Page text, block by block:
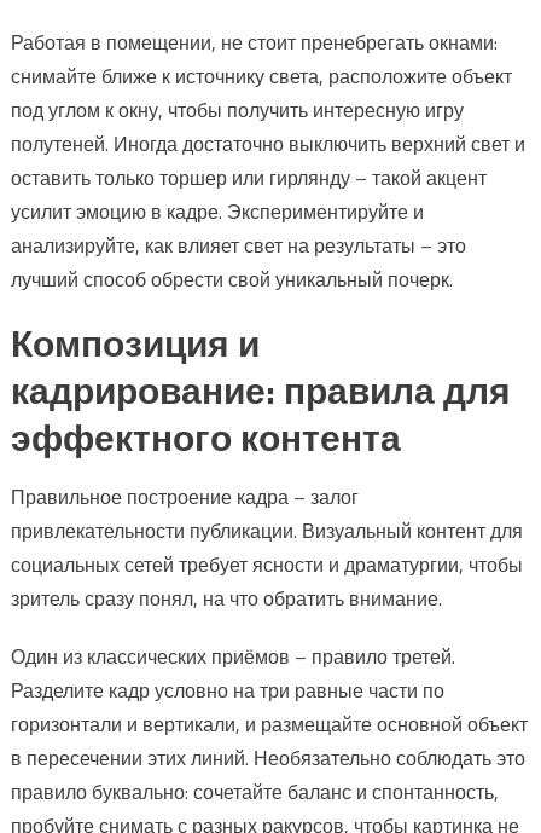
Работая в помещении, не стоит пренебрегать окнами:
снимайте ближе к источнику света, расположите объект
под углом к окну, чтобы получить интересную игру
полутеней. Иногда достаточно выключить верхний свет и
оставить только торшер или гирлянду – такой акцент
усилит эмоцию в кадре. Экспериментируйте и
анализируйте, как влияет свет на результаты – это
лучший способ обрести свой уникальный почерк.
Композиция и
кадрирование: правила для
эффектного контента
Правильное построение кадра – залог
привлекательности публикации. Визуальный контент для
социальных сетей требует ясности и драматургии, чтобы
зритель сразу понял, на что обратить внимание.
Один из классических приёмов – правило третей.
Разделите кадр условно на три равные части по
горизонтали и вертикали, и размещайте основной объект
в пересечении этих линий. Необязательно соблюдать это
правило буквально: сочетайте баланс и спонтанность,
пробуйте снимать с разных ракурсов, чтобы картинка не